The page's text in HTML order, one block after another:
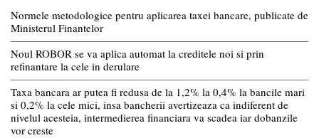
Normele metodologice pentru aplicarea taxei bancare, publicate de
Ministerul Finantelor
Noul ROBOR se va aplica automat la creditele noi si prin
refinantare la cele in derulare
Taxa bancara ar putea fi redusa de la 1,2% la 0,4% la bancile mari
si 0,2% la cele mici, insa bancherii avertizeaza ca indiferent de
nivelul acesteia, intermedierea financiara va scadea iar dobanzile
vor creste